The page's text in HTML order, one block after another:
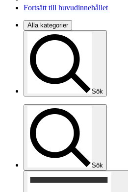
Fortsätt till huvudinnehållet
Alla kategorier
Sök
Sök